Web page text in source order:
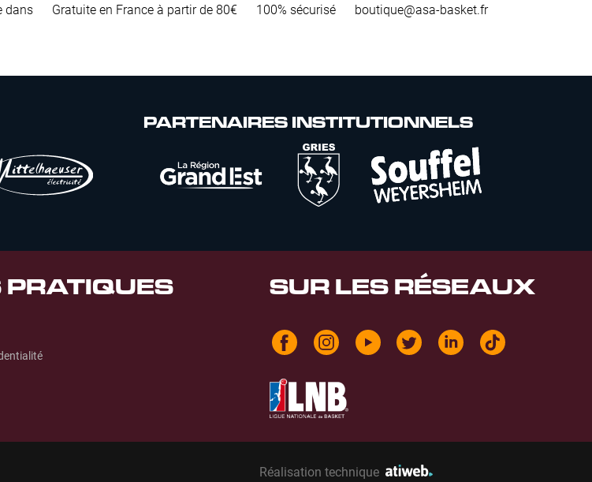
dans
Gratuite en France à partir de 80€
100% sécurisé
boutique@asa-basket.fr
PARTENAIRES INSTITUTIONNELS
PRATIQUES SUR LES RÉSEAUX
Réalisation technique